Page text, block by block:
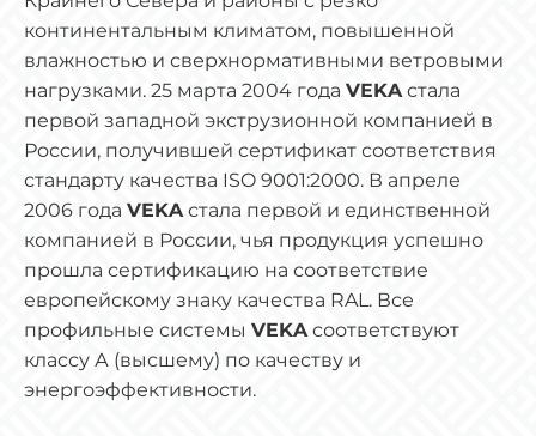
континентальным климатом, повышенной
влажностью и сверхнормативными ветровыми
нагрузками. 25 марта 2004 года VEKA стала
первой западной экструзионной компанией в
России, получившей сертификат соответствия
стандарту качества ISO 9001:2000. В апреле
2006 года VEKA стала первой и единственной
компанией в России, чья продукция успешно
прошла сертификацию на соответствие
европейскому знаку качества RAL. Все
профильные системы VEKA соответствуют
классу А (высшему) по качеству и
энергоэффективности.